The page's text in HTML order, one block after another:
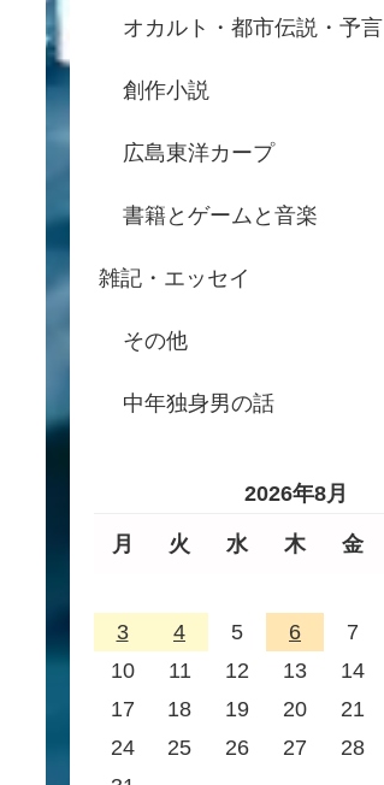
オカルト・都市伝説・予言
創作小説
広島東洋カープ
書籍とゲームと音楽
雑記・エッセイ
その他
中年独身男の話
2026年8月
月 火 水 木 金
3
4 5 6 7
10
11 12 13 14
17
18 19 20 21
24
25 26 27 28